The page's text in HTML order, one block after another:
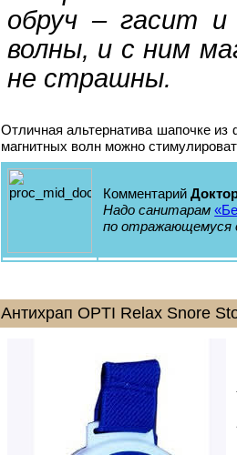
обруч – гасит и
волны, и с ним
не страшны.
Отличная альтернатива шапочке из
магнитных волн можно
Комментарий
Надо санитарам
по отражающемуся
Антихрап OPTI Relax Snore